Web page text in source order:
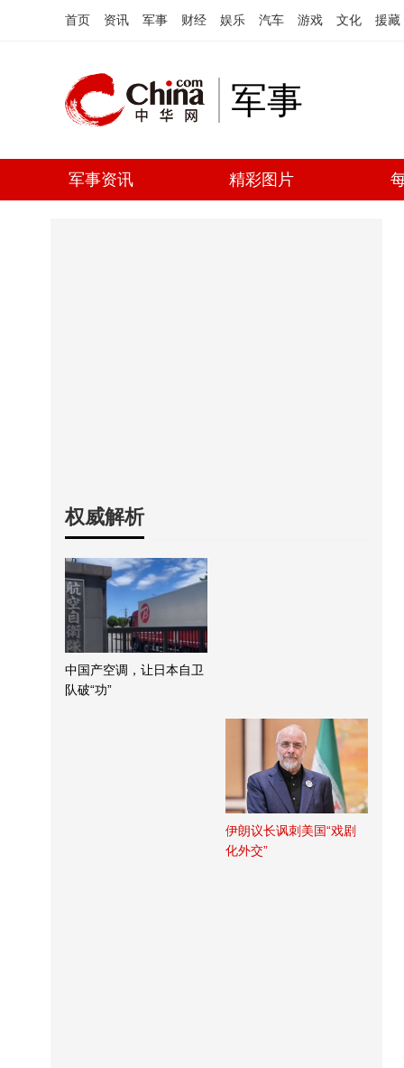
首页 资讯 军事 财经 娱乐 汽车 游戏 文化 援藏
军事
军事资讯 精彩图片
权威解析
中国产空调，让日本自卫
队破“功”
伊朗议长讽刺美国“戏剧
化外交”